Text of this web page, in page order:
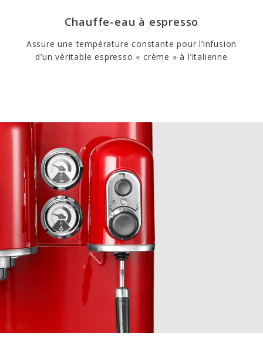
Chauffe-eau à espresso
Assure une température constante pour l’infusion
d’un véritable espresso « crème » à l’italienne